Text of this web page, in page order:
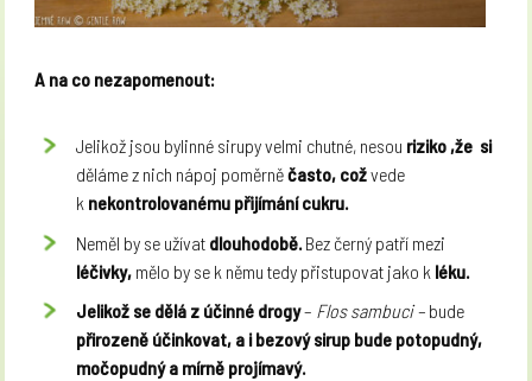
A na co nezapomenout:
Jelikož jsou bylinné sirupy velmi chutné, nesou riziko ,že si
děláme z nich nápoj poměrněčasto, cožvede
k nekontrolovanému přijímání cukru.
Neměl by se užívat dlouhodobě. Bez černý patří mezi
léčivky, mělo by se k němu tedy přistupovat jako k léku.
Jelikož se dělá z účinné drogy– Flos sambuci – bude
přirozeně účinkovat, a ibezový sirup bude potopudný,
močopudný a mírně projímavý.